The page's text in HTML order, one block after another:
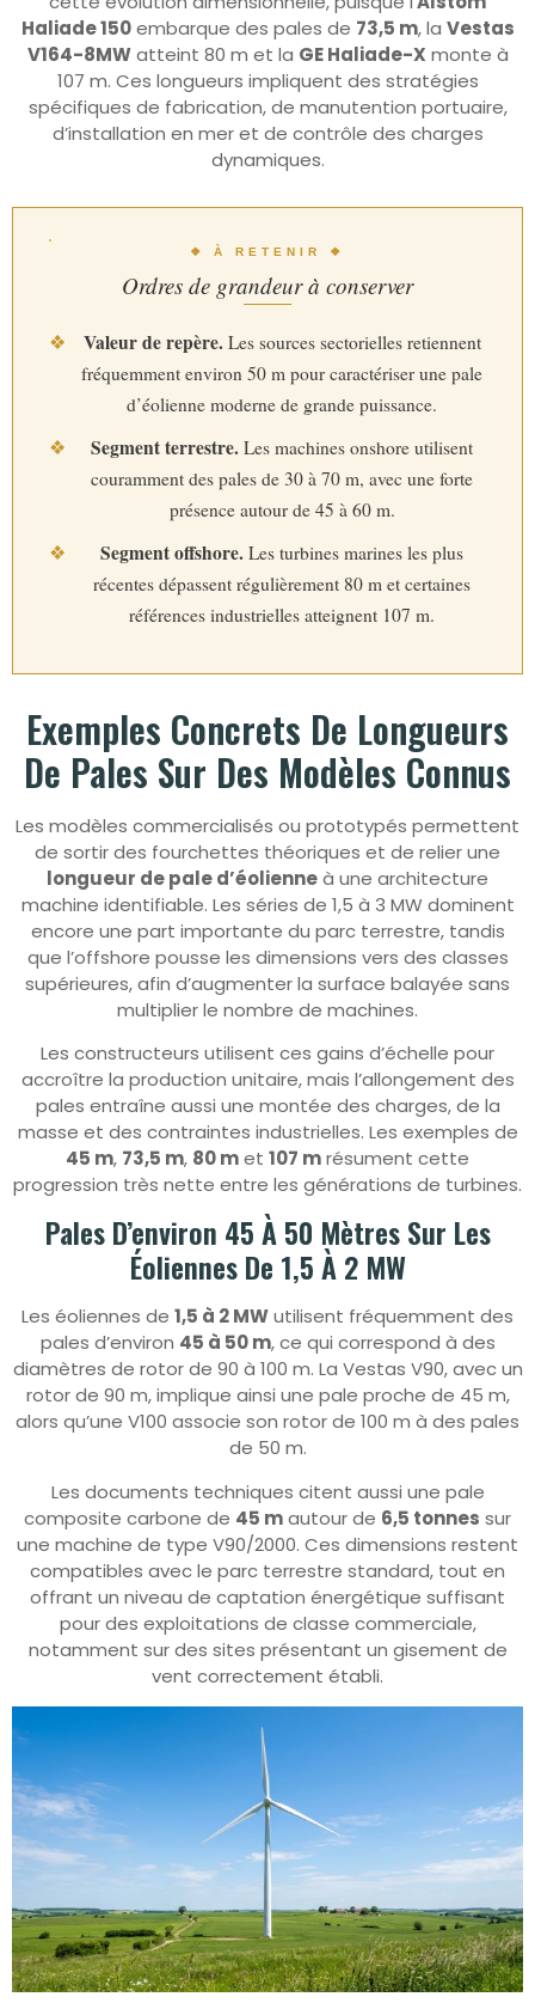
Haliade 150embarque des pales de 73,5 m, la Vestas
V164-8MWatteint 80 m et la GE Haliade-X monte à
107 m. Ces longueurs impliquent des stratégies
spécifiques de fabrication, de manutention portuaire,
d’installation en mer et de contrôle des charges
dynamiques.
❖ À RETENIR ❖
Ordres de grandeur à conserver
❖ Valeur de repère.Les sources sectorielles retiennent
fréquemment environ 50 m pour caractériser une pale
d’éolienne moderne de grande puissance.
❖
Segment terrestre. Les machines onshore utilisent
couramment des pales de 30 à 70 m, avec une forte
présence autour de 45 à 60 m.
❖
Segment offshore. Les turbines marines les plus
récentes dépassent régulièrement 80 m et certaines
références industrielles atteignent 107 m.
Exemples Concrets De Longueurs
De Pales Sur Des Modèles Connus
Les modèles commercialisés ou prototypés permettent
de sortir des fourchettes théoriques et de relier une
longueur de pale d’éolienneà une architecture
machine identifiable. Les séries de 1,5 à 3 MW dominent
encore une part importante du parc terrestre, tandis
que l’offshore pousse les dimensions vers des classes
supérieures, afin d’augmenter la surface balayée sans
multiplier le nombre de machines.
Les constructeurs utilisent ces gains d’échelle pour
accroître la production unitaire, mais l’allongement des
pales entraîne aussi une montée des charges, de la
masse et des contraintes industrielles. Les exemples de
45 m, 73,5 m, 80 met 107 mrésument cette
progression très nette entre les générations de turbines.
Pales D’environ 45 À 50 Mètres Sur Les
Éoliennes De 1,5 À 2 MW
Les éoliennes de 1,5 à 2 MWutilisent fréquemment des
pales d’environ 45 à 50 m, ce qui correspond à des
diamètres de rotor de 90 à 100 m. La Vestas V90, avec un
rotor de 90 m, implique ainsi une pale proche de 45 m,
alors qu’une V100 associe son rotor de 100 m à des pales
de 50 m.
Les documents techniques citent aussi une pale
composite carbone de 45 mautour de 6,5 tonnes sur
une machine de type V90/2000. Ces dimensions restent
compatibles avec le parc terrestre standard, tout en
offrant un niveau de captation énergétique suffisant
pour des exploitations de classe commerciale,
notamment sur des sites présentant un gisement de
vent correctement établi.